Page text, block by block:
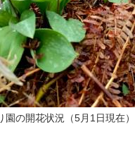
園の開花状況（5月1日現在）